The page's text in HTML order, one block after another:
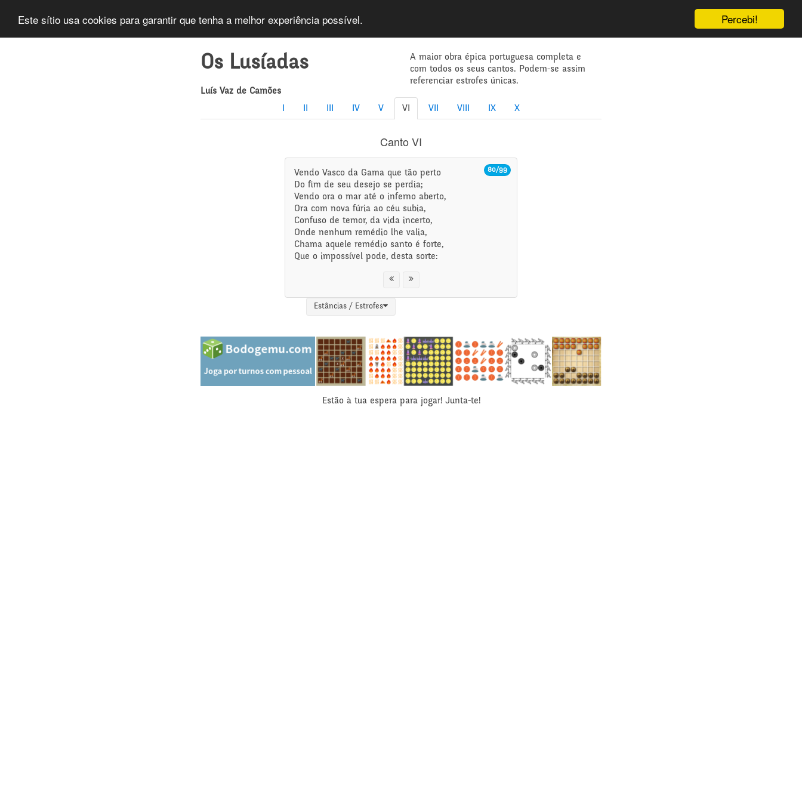
Percebi!
Este sítio usa cookies para garantir que tenha a melhor experiência possível.
Os Lusíadas
Luís Vaz de Camões
A maior obra épica portuguesa completa e
com todos os seus cantos. Podem-se assim
referenciar estrofes únicas.
IV V VI VII VIII IX X
Canto VI
80/99
Vendo Vasco da Gama que tão perto
Do fim de seu desejo se perdia;
Vendo ora o mar até o inferno aberto,
Ora com nova fúria ao céu subia,
Confuso de temor, da vida incerto,
Onde nenhum remédio lhe valia,
Chama aquele remédio santo é forte,
Que o impossível pode, desta sorte:
Estâncias / Estrofes
Estão à tua espera para jogar! Junta-te!